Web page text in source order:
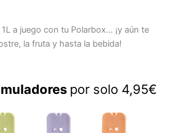
a juego con tu Polarbox… ¡y aún te
la fruta y hasta la bebida!
por solo 4,95€